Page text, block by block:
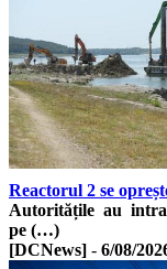
Reactorul 2 se
Autoritățile au
pe (…)
[DCNews] - 6/08/